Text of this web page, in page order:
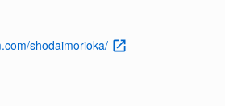
shodaimorioka/